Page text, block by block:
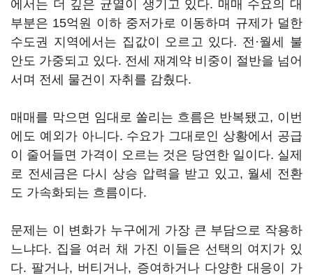
에서는 더 깊은 균열이 생기고 있다. 매매 수요의 대
부분은 15억원 이하 중저가로 이동하며 규제가 덜한
수도권 지역에서는 집값이 오르고 있다. 전·월세 불
안도 가중되고 있다. 전세 재계약 비중이 절반을 넘어
서며 전세 물건이 자취를 감췄다.
매매를 막으면 임대로 쏠리는 흐름은 반복됐고, 이번
에도 예외가 아니다. 수요가 그대로인 상황에서 공급
이 줄어들면 가격이 오르는 것은 당연한 일이다. 실제
로 전세금은 다시 상승 압력을 받고 있고, 월세 전환
도 가속화되는 흐름이다.
문제는 이 변화가 누구에게 가장 큰 부담으로 작용하
느냐다. 집을 여러 채 가진 이들은 선택의 여지가 있
다. 팔거나, 버티거나, 증여하거나 다양한 대응이 가